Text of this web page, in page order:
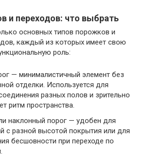
и переходов: что выбрать
основных типов порожков и
каждый из которых имеет свою
роль:
— минималистичный элемент без
отделки. Используется для
разных полов и зрительно
ритм пространства.
наклонный порог — удобен для
с разной высотой покрытия или для
бесшовности при переходе по